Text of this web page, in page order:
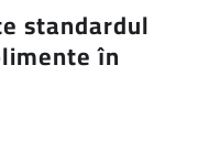
standardul
în